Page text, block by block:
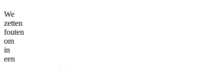
We
zetten
fouten
om
in
een